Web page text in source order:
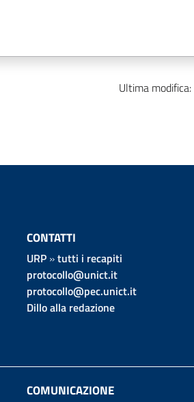
Ultima modifica:
CONTATTI
URP»tutti i recapiti
protocollo@unict.it
protocollo@pec.unict.it
Dillo alla redazione
COMUNICAZIONE